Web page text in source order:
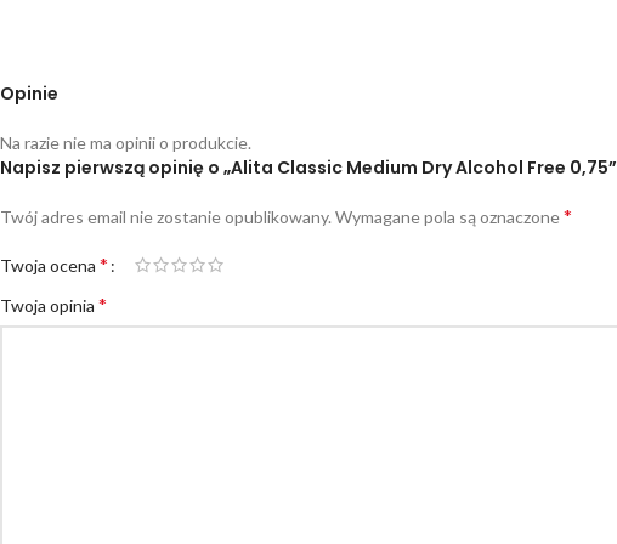
Opinie
Na razie nie ma opinii o produkcie.
Napisz pierwszą opinię o „Alita Classic Medium Dry Alcohol Free 0,75”
Twój adres email nie zostanie opublikowany. Wymagane pola są oznaczone*
Twoja ocena *
Twoja opinia *